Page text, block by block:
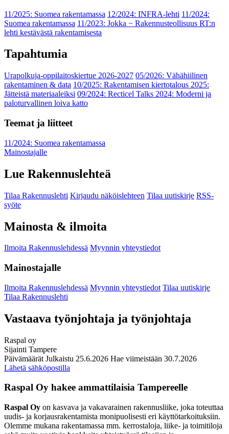
11/2025: Suomea rakentamassa 12/2024: INFRA-lehti 11/2024:
Suomea rakentamassa 11/2023: Jokka − Rakennusteollisuus RT:n
lehti kestävästä rakentamisesta
Tapahtumia
Urapolkuja-oppilaitoskiertue 2026-2027 05/2026: Vähähiilinen
rakentaminen & data 10/2025: Rakentamisen kiertotalous 2025:
Jätteistä materiaaleiksi 09/2024: Recticel Talks 2024: Moderni ja
paloturvallinen loiva katto
Teemat ja liitteet
11/2024: Suomea rakentamassa
Mainostajalle
Lue Rakennuslehteä
Tilaa Rakennuslehti Kirjaudu näköislehteen Tilaa uutiskirje RSS-
syöte
Mainosta & ilmoita
Ilmoita Rakennuslehdessä Myynnin yhteystiedot
Mainostajalle
Ilmoita Rakennuslehdessä Myynnin yhteystiedot Tilaa uutiskirje
Tilaa Rakennuslehti
Vastaava työnjohtaja ja työnjohtaja
Raspal oy
Sijainti Tampere
Päivämäärät Julkaistu 25.6.2026 Hae viimeistään 30.7.2026
Lähetä sähköpostilla
Raspal Oy hakee ammattilaisia Tampereelle
Raspal Oy on kasvava ja vakavarainen rakennusliike, joka toteuttaa
uudis- ja korjausrakentamista monipuolisesti eri käyttötarkoituksiin.
Olemme mukana rakentamassa mm. kerrostaloja, liike- ja toimitiloja